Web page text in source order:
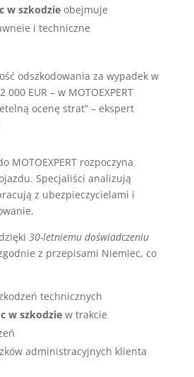
w szkodzieobejmuje
i techniczne
odszkodowania za wypadek w
000 EUR – w MOTOEXPERT
ocenę strat” – ekspert
MOTOEXPERT rozpoczyna
Specjaliści analizują
z ubezpieczycielami i
30-letniemu doświadczeniu
z przepisami Niemiec, co
technicznych
w szkodziew trakcie
administracyjnych klienta